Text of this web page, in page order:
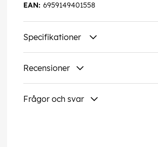
6959149401558
EAN:
Specifikationer
Recensioner
Frågor och svar